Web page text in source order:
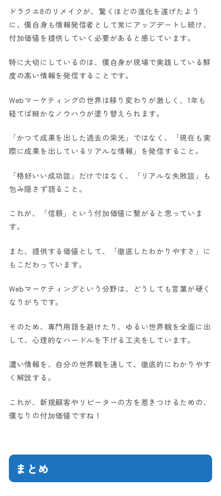
ドラクエ8のリメイクが、驚くほどの進化を遂げたよう
に、僕自身も情報発信者として常にアップデートし続け、
付加価値を提供していく必要があると感じています。
特に大切にしているのは、僕自身が現場で実践している鮮
度の高い情報を発信することです。
Webマーケティングの世界は移り変わりが激しく、1年も
経てば細かなノウハウが塗り替えられます。
「かつて成果を出した過去の栄光」ではなく、「現在も実
際に成果を出しているリアルな情報」を発信すること。
「格好いい成功談」だけではなく、「リアルな失敗談」も
包み隠さず語ること。
これが、「信頼」という付加価値に繋がると思っていま
す。
また、提供する価値として、「徹底したわかりやすさ」に
もこだわっています。
Webマーケティングという分野は、どうしても言葉が硬く
なりがちです。
そのため、専門用語を避けたり、ゆるい世界観を全面に出
して、心理的なハードルを下げる工夫をしています。
濃い情報を、自分の世界観を通して、徹底的にわかりやす
く解説する。
これが、新規顧客やリピーターの方を惹きつけるための、
僕なりの付加価値ですね！
まとめ